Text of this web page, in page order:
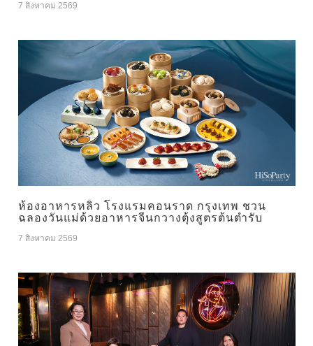
7 สิงหาคม 2569
ห้องอาหารหลิว โรงแรมคอนราด กรุงเทพ ชวน
ฉลองวันแม่ด้วยอาหารจีนกวางตุ้งสูตรต้นตำรับ
7 สิงหาคม 2569